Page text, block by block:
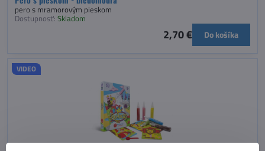
pero s mramorovým pieskom
Dostupnosť: Skladom
2,70 € Do košíka
VIDEO